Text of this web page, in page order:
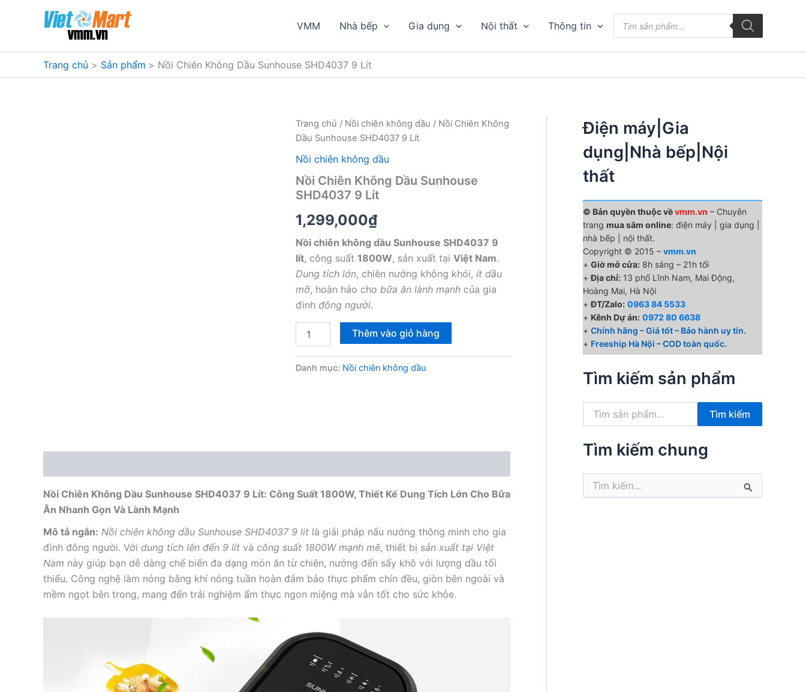
dung
VMM Nhà bếp Gia dụng Nội thất Thông tin
kiếm
phẩm
Trang chủ Sản phẩm Nồi Chiên Không Dầu Sunhouse SHD4037 9 Lít
Trang chủ / Nồi chiên không dầu / Nồi Chiên Không
Dầu Sunhouse SHD4037 9 Lít
Nồi chiên không dầu
Nồi Chiên Không Dầu Sunhouse
SHD4037 9 Lít
1,299,000₫
Nồi chiên không dầu Sunhouse SHD4037 9
lít, công suất 1800W, sản xuất tại Việt Nam.
Dung tích lớn, chiên nướng không khói, ít dầu
mỡ, hoàn hảo cho bữa ăn lành mạnhcủa gia
đình đông người.
Chiên
Dầu
Sunhouse
Thêm vào giỏ hàng
Danh mục: Nồi chiên không dầu
Nồi Chiên Không Dầu Sunhouse SHD4037 9 Lít: Công Suất 1800W, Thiết Kế Dung Tích Lớn Cho Bữa
Ăn Nhanh Gọn Và Lành Mạnh
Mô tả ngắn: Nồi chiên không dầu Sunhouse SHD4037 9 lít là giải pháp nấu nướng thông minh cho gia
đình đông người. Với dung tích lên đến 9 lít và công suất 1800W mạnh mẽ, thiết bị sản xuất tại Việt
Nam này giúp bạn dễ dàng chế biến đa dạng món ăn từ chiên, nướng đến sấy khô với lượng dầu tối
thiểu. Công nghệ làm nóng bằng khí nóng tuần hoàn đảm bảo thực phẩm chín đều, giòn bên ngoài và
mềm ngọt bên trong, mang đến trải nghiệm ẩm thực ngon miệng mà vẫn tốt cho sức khỏe.
Điện máy|Gia
dụng|Nhà bếp|Nội
thất
© Bản quyền thuộc vềvmm.vn – Chuyên
trang mua sắm online: điện máy | gia dụng |
nhà bếp | nội thất.
Copyright © 2015 – vmm.vn
+ Giờ mở cửa: 8h sáng – 21h tối
+Địa chỉ: 13 phố Lĩnh Nam, Mai Động,
Hoàng Mai, Hà Nội
+ĐT/Zalo: 0963 84 5533
+ Kênh Dự án: 0972 80 6638
+ Chính hãng – Giá tốt – Bảo hành uy tín.
+ Freeship Hà Nội – COD toàn quốc.
Tìm kiếm sản phẩm
k
Tìm kiếm
Tìm kiếm chung